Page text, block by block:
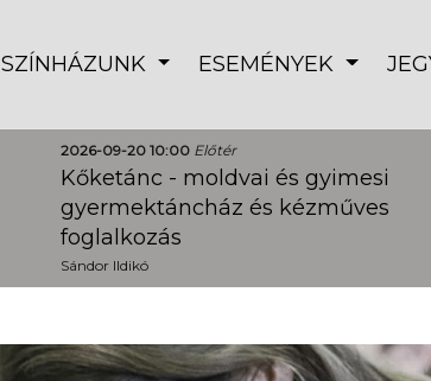
SZÍNHÁZUNK ESEMÉNYEK
2026-09-20 10:00 Előtér
Kőketánc - moldvai és gyimesi
gyermektáncház és kézműves
foglalkozás
Sándor Ildikó